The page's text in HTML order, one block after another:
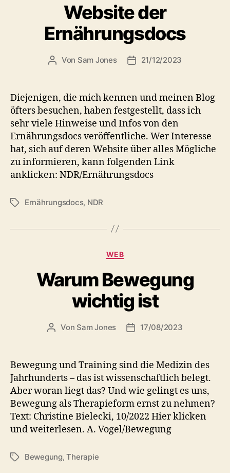
Website der
Ernährungsdocs
Beitragsautor
Von Sam Jones Veröffentlichungsdatum
21/12/2023
Diejenigen, die mich kennen und meinen Blog
öfters besuchen, haben festgestellt, dass ich
sehr viele Hinweise und Infos von den
Ernährungsdocs veröffentliche. Wer Interesse
hat, sich auf deren Website über alles Mögliche
zu informieren, kann folgenden Link
anklicken: NDR/Ernährungsdocs
Schlagwörter
Ernährungsdocs, NDR
Kategorien
WEB
Warum Bewegung
wichtig ist
Beitragsautor
Von Sam Jones Veröffentlichungsdatum
17/08/2023
Bewegung und Training sind die Medizin des
Jahrhunderts – das ist wissenschaftlich belegt.
Aber woran liegt das? Und wie gelingt es uns,
Bewegung als Therapieform ernst zu nehmen?
Text: Christine Bielecki, 10/2022 Hier klicken
und weiterlesen. A. Vogel/Bewegung
Schlagwörter
Bewegung,Therapie